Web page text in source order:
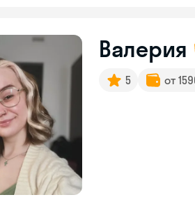
Валерия
5 от